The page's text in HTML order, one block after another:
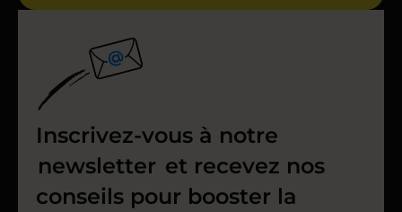
Inscrivez-vous à notre
newsletter et recevez nos
conseils pour booster la